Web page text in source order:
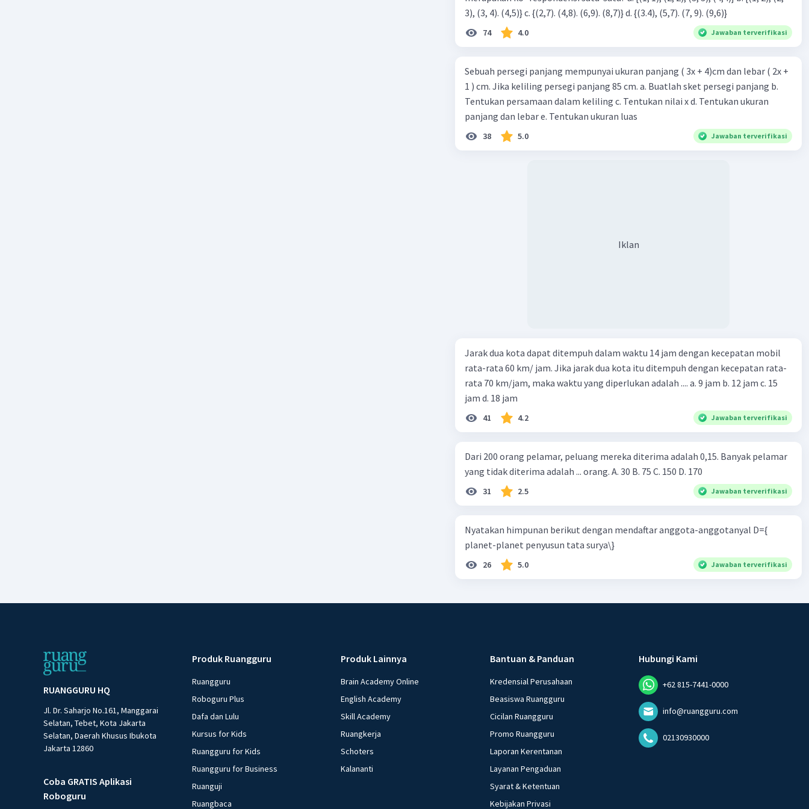
3), (3, 4). (4,5)} c. {(2,7). (4,8). (6,9). (8,7)} d. {(3.4), (5,7). (7, 9). (9,6)}
74 4.0 Jawaban terverifikasi
Sebuah persegi panjang mempunyai ukuran panjang ( 3x + 4)cm dan lebar ( 2x +
1 ) cm. Jika keliling persegi panjang 85 cm. a. Buatlah sket persegi panjang b.
Tentukan persamaan dalam keliling c. Tentukan nilai x d. Tentukan ukuran
panjang dan lebar e. Tentukan ukuran luas
38 5.0 Jawaban terverifikasi
Iklan
Jarak dua kota dapat ditempuh dalam waktu 14 jam dengan kecepatan mobil
rata-rata 60 km/ jam. Jika jarak dua kota itu ditempuh dengan kecepatan rata-
rata 70 km/jam, maka waktu yang diperlukan adalah .... a. 9 jam b. 12 jam c. 15
jam d. 18 jam
41 4.2 Jawaban terverifikasi
Dari 200 orang pelamar, peluang mereka diterima adalah 0,15. Banyak pelamar
yang tidak diterima adalah ... orang. A. 30 B. 75 C. 150 D. 170
31 2.5 Jawaban terverifikasi
Nyatakan himpunan berikut dengan mendaftar anggota-anggotanyal D={
planet-planet penyusun tata surya\}
26 5.0 Jawaban terverifikasi
RUANGGURU HQ
Jl. Dr. Saharjo No.161, Manggarai
Selatan, Tebet, Kota Jakarta
Selatan, Daerah Khusus Ibukota
Jakarta 12860
Coba GRATIS Aplikasi
Roboguru
Produk Ruangguru
Ruangguru
Roboguru Plus
Dafa dan Lulu
Kursus for Kids
Ruangguru for Kids
Ruangguru for Business
Ruanguji
Ruangbaca
Produk Lainnya
Brain Academy Online
English Academy
Skill Academy
Ruangkerja
Schoters
Kalananti
Bantuan & Panduan
Kredensial Perusahaan
Beasiswa Ruangguru
Cicilan Ruangguru
Promo Ruangguru
Laporan Kerentanan
Layanan Pengaduan
Syarat & Ketentuan
Kebijakan Privasi
Hubungi Kami
+62 815-7441-0000
info@ruangguru.com
02130930000